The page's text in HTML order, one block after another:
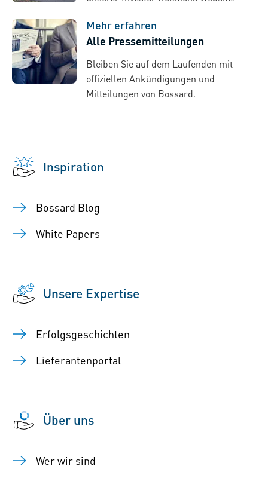
Mehr erfahren
Alle Pressemitteilungen
Bleiben Sie auf dem Laufenden mit
offiziellen Ankündigungen und
Mitteilungen von Bossard.
Inspiration
Bossard Blog
White Papers
Unsere Expertise
Erfolgsgeschichten
Lieferantenportal
Über uns
Wer wir sind